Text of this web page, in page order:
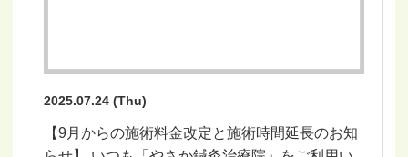
2025.07.24 (Thu)
【9月からの施術料金改定と施術時間延長のお知